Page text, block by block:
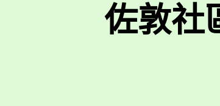
佐敦社